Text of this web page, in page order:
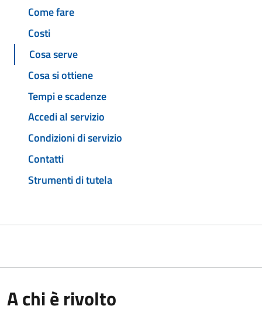
Come fare
Costi
Cosa serve
Cosa si ottiene
Tempi e scadenze
Accedi al servizio
Condizioni di servizio
Contatti
Strumenti di tutela
A chi è rivolto